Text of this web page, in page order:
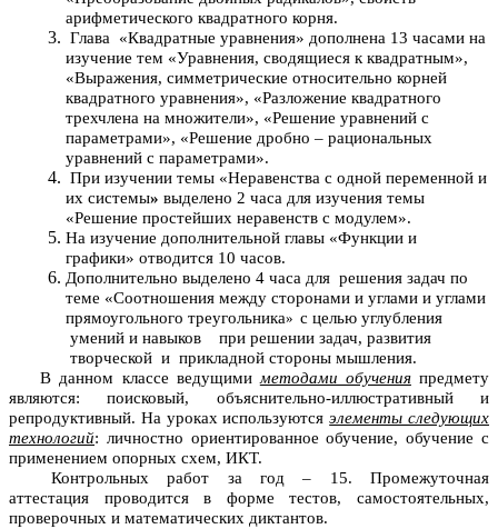
арифметического квадратного корня.
Глава «Квадратные уравнения» дополнена 13 часами на
изучение тем «Уравнения, сводящиеся к квадратным»,
«Выражения, симметрические относительно корней
квадратного уравнения», «Разложение квадратного
трехчлена на множители», «Решение уравнений с
параметрами», «Решение дробно – рациональных
уравнений с параметрами».
При изучении темы «Неравенства с одной переменной и
их системы» выделено 2 часа для изучения темы
«Решение простейших неравенств с модулем».
На изучение дополнительной главы «Функции и
графики» отводится 10 часов.
Дополнительно выделено 4 часа для решения задач по
теме «Соотношения между сторонами и углами и углами
прямоугольного треугольника» с целью углубления
умений и навыков
при решении задач, развития
творческой и прикладной стороны мышления.
В данном классе ведущимиметодами обученияпредмету
являются: поисковый, объяснительно-иллюстративный и
репродуктивный. На уроках используютсяэлементы следующих
технологий: личностно ориентированное обучение, обучение с
применением опорных схем, ИКТ.
Контрольных работ за год – 15. Промежуточная
аттестация проводится в форме тестов, самостоятельных,
проверочных и математических диктантов.